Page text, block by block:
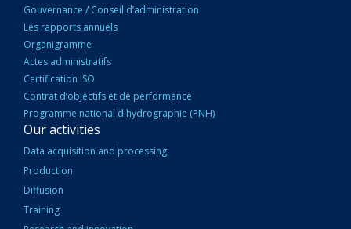
Gouvernance / Conseil d’administration
Les rapports annuels
Organigramme
Actes administratifs
Certification ISO
Contrat d’objectifs et de performance
Programme national d'hydrographie (PNH)
Our activities
Data acquisition and processing
Production
Diffusion
Training